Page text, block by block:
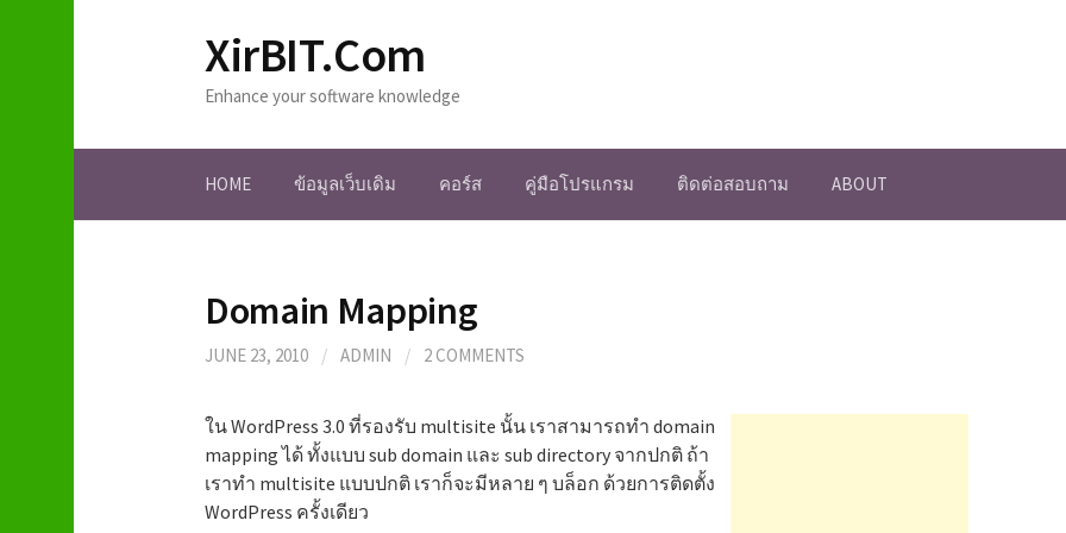
o
XirBIT.Com
Enhance your software knowledge
HOME ข้อมูลเว็บเดิม คอร์ส คู่มือโปรแกรม ติดต่อสอบถาม ABOUT
Domain Mapping
JUNE 23, 2010 / ADMIN / 2 COMMENTS
ใน WordPress 3.0 ที่รองรับ multisite นั้น เราสามารถทำ domain
mapping ได้ ทั้งแบบ sub domain และ sub directory จากปกติ ถ้า
เราทำ multisite แบบปกติ เราก็จะมีหลาย ๆ บล็อก ด้วยการติดตั้ง
WordPress ครั้งเดียว